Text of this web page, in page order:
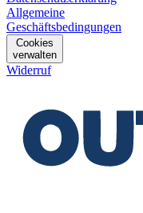
Allgemeine
Geschäftsbedingungen
Cookies
verwalten
Widerruf